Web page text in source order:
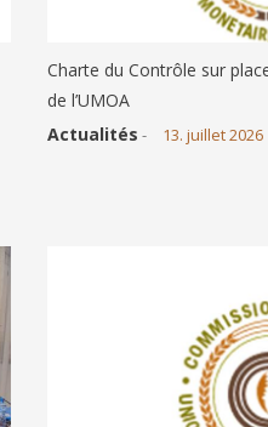
Charte du Contrôle sur
de l’UMOA
Actualités - 13. juillet 2026